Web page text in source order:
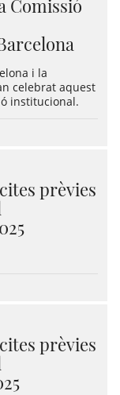
Comissió
i la
celebrat aquest
institucional.
prèvies
prèvies